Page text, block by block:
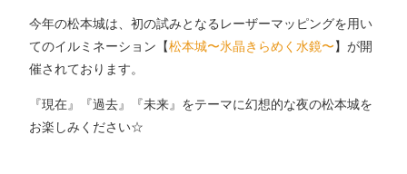
今年の松本城は、初の試みとなるレーザーマッピングを用い
てのイルミネーション【松本城〜氷晶きらめく水鏡〜】が開
催されております。
『現在』『過去』『未来』をテーマに幻想的な夜の松本城を
お楽しみください☆